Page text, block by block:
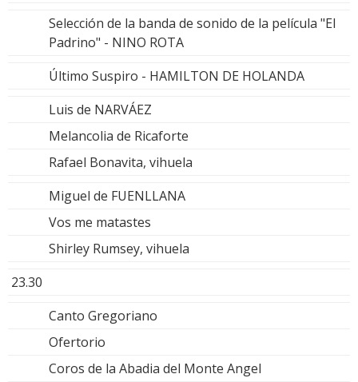
Selección de la banda de sonido de la película "El
Padrino" - NINO ROTA
Último Suspiro - HAMILTON DE HOLANDA
Luis de NARVÁEZ
Melancolia de Ricaforte
Rafael Bonavita, vihuela
Miguel de FUENLLANA
Vos me matastes
Shirley Rumsey, vihuela
23.30
Canto Gregoriano
Ofertorio
Coros de la Abadia del Monte Angel